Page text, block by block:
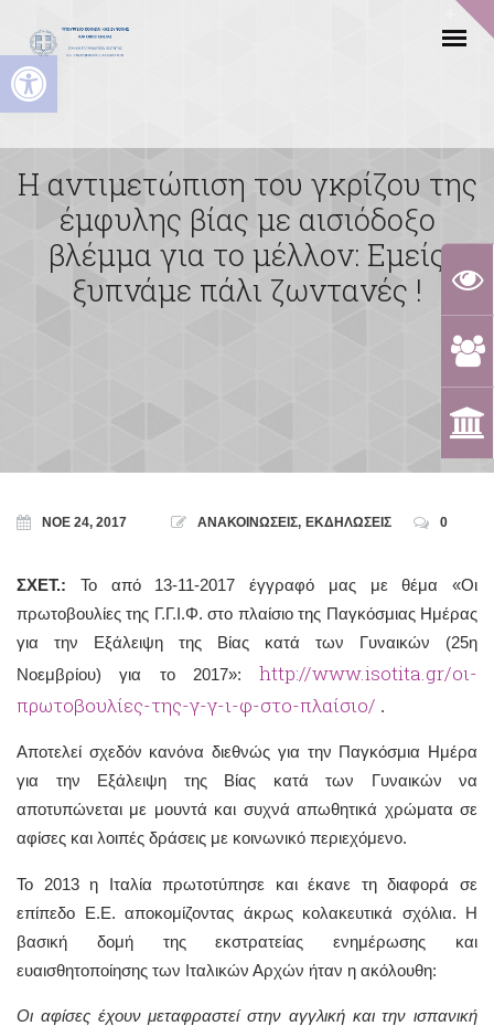
Ανοίξτε τη γραμμή εργαλείων
Η αντιμετώπιση του γκρίζου της
έμφυλης βίας με αισιόδοξο
βλέμμα για το μέλλον: Εμείς
ξυπνάμε πάλι ζωντανές !
ΝΟΈ 24, 2017 ΑΝΑΚΟΙΝΩΣΕΙΣ, ΕΚΔΗΛΩΣΕΙΣ 0
ΣΧΕΤ.: Το από 13-11-2017 έγγραφό μας με θέμα «Οι
πρωτοβουλίες της Γ.Γ.Ι.Φ. στο πλαίσιο της Παγκόσμιας Ημέρας
για την Εξάλειψη της Βίας κατά των Γυναικών (25η
Νοεμβρίου) για το 2017»: http://www.isotita.gr/οι-
πρωτοβουλίες-της-γ-γ-ι-φ-στο-πλαίσιο/ .
Αποτελεί σχεδόν κανόνα διεθνώς για την Παγκόσμια Ημέρα
για την Εξάλειψη της Βίας κατά των Γυναικών να
αποτυπώνεται με μουντά και συχνά απωθητικά χρώματα σε
αφίσες και λοιπές δράσεις με κοινωνικό περιεχόμενο.
Το 2013 η Ιταλία πρωτοτύπησε και έκανε τη διαφορά σε
επίπεδο Ε.Ε. αποκομίζοντας άκρως κολακευτικά σχόλια. Η
βασική δομή της εκστρατείας ενημέρωσης και
ευαισθητοποίησης των Ιταλικών Αρχών ήταν η ακόλουθη:
Οι αφίσες έχουν μεταφραστεί στην αγγλική και την ισπανική